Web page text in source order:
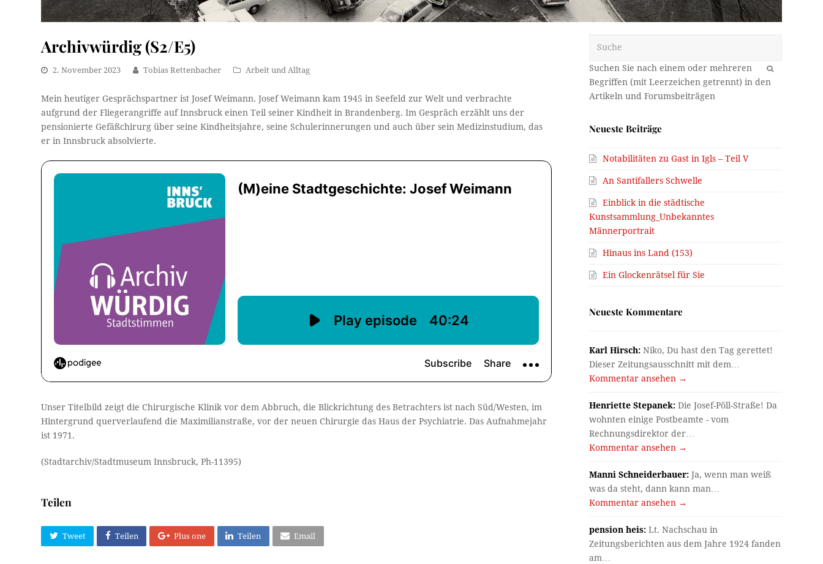
Archivwürdig (S2/E5)
2. November 2023 Tobias Rettenbacher Arbeit und Alltag
Mein heutiger Gesprächspartner ist Josef Weimann. Josef Weimann kam 1945 in Seefeld zur Welt und verbrachte
aufgrund der Fliegerangriffe auf Innsbruck einen Teil seiner Kindheit in Brandenberg. Im Gespräch erzählt uns der
pensionierte Gefäßchirurg über seine Kindheitsjahre, seine Schulerinnerungen und auch über sein Medizinstudium, das
er in Innsbruck absolvierte.
Unser Titelbild zeigt die Chirurgische Klinik vor dem Abbruch, die Blickrichtung des Betrachters ist nach Süd/Westen, im
Hintergrund querverlaufend die Maximilianstraße, vor der neuen Chirurgie das Haus der Psychiatrie. Das Aufnahmejahr
ist 1971.
(Stadtarchiv/Stadtmuseum Innsbruck, Ph-11395)
Teilen
Tweet Teilen Plus one Teilen Email
OK
Neueste Beiträge
Notabilitäten zu Gast in Igls – Teil V
An Santifallers Schwelle
Einblick in die städtische
Kunstsammlung_Unbekanntes
Männerportrait
Hinaus ins Land (153)
Ein Glockenrätsel für Sie
Neueste Kommentare
Karl Hirsch: Niko, Du hast den Tag gerettet!
Dieser Zeitungsausschnitt mit dem…
Kommentar ansehen →
Henriette Stepanek: Die Josef-Pöll-Straße! Da
wohnten einige Postbeamte - vom
Rechnungsdirektor der…
Kommentar ansehen →
Manni Schneiderbauer: Ja, wenn man weiß
was da steht, dann kann man…
Kommentar ansehen →
pension heis: Lt. Nachschau in
Zeitungsberichten aus dem Jahre 1924 fanden
am…